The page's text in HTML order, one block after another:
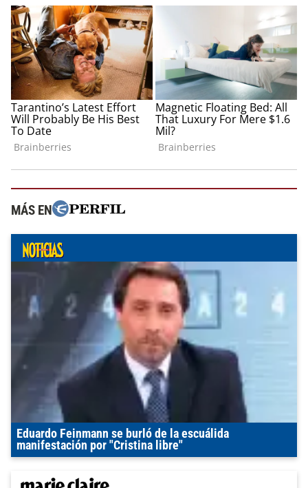
MÁS EN
Eduardo Feinmann se burló de la escuálida
manifestación por "Cristina libre"